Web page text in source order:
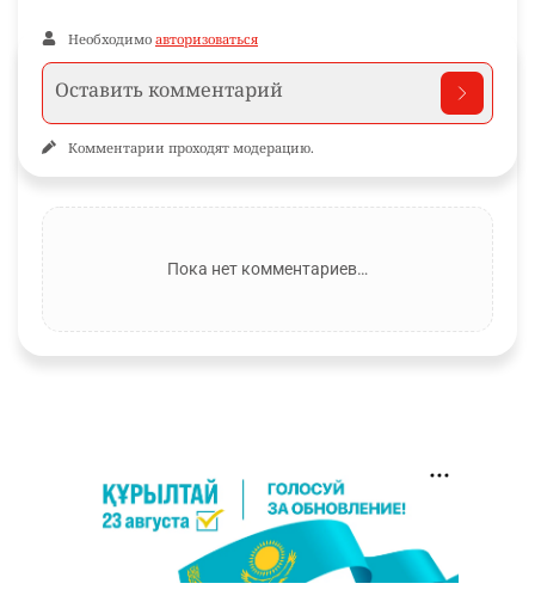
Необходимо авторизоваться
Комментарии проходят модерацию.
Пока нет комментариев…